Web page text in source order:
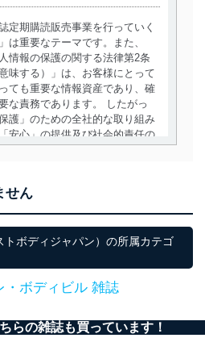
定期購読販売事業を行っていく
は重要なテーマです。また、
情報の保護の関する法律第2条
味する）」は、お客様にとって
ても重要な情報資産であり、確
な責務であります。 したがっ
護」のための全社的な取り組み
安心」の提供及び社会的責任の
法かつ公正な手段によって取
す。また、当社が保有している
に目的外利用、第三者への提
当社においてはこれらの取り組
せん
トボディジャパン）の所属カテゴ
・ボディビル 雑誌
らの雑誌も買っています！